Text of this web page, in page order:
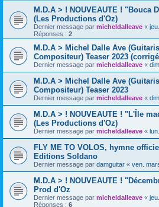
M.D.A > ! NOUVEAUTE ! "Bouca
(Les Productions d'Oz)
Dernier message par micheldalleave «
Réponses : 2
M.D.A > Michel Dalle Ave
Compositeur) Teaser 2023
Dernier message par micheldalleave «
M.D.A > Michel Dalle Ave
Compositeur) Teaser 2023
Dernier message par micheldalleave «
M.D.A > ! NOUVEAUTE ! "L'Île
(Les Productions d'Oz)
Dernier message par micheldalleave «
FLY ME TO VOLOS, hymne
Editions Soldano
Dernier message par damguitar « ven.
M.D.A > ! NOUVEAUTE !
Prod d'Oz
Dernier message par micheldalleave «
Réponses : 6